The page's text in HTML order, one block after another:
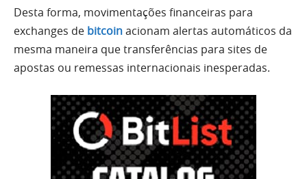
Desta forma, movimentações financeiras para
exchanges de bitcoinacionam alertas automáticos da
mesma maneira que transferências para sites de
apostas ou remessas internacionais inesperadas.